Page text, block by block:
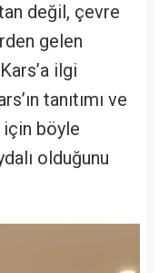
değil, çevre
gelen
ilgi
tanıtımı ve
böyle
olduğunu